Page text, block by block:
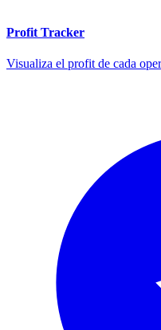
Profit Tracker
Visualiza el profit de cada